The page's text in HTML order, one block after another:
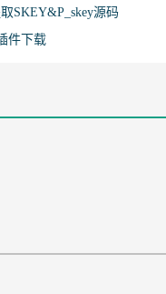
SKEY&P_skey源码
件下载